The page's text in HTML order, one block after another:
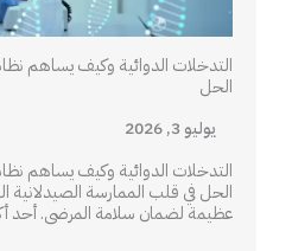
التدخلات الدوائية وكيف يساهم
الحل
يوليو 3, 2026
التدخلات الدوائية وكيف يساهم
الحل في قلب الممارسة الصيدلانية
عظيمة لضمان سلامة المرضى. أحد